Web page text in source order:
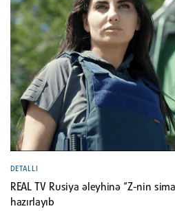
DETALLI
REAL TV Rusiya əleyhinə “Z-nin
hazırlayıb